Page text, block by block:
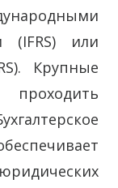
(IFRS) или
Крупные